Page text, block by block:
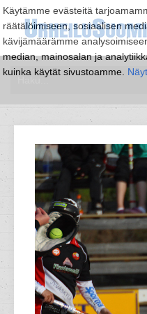
Käytämme evästeitä
räätälöimiseen, sosiaalisen
kävijämäärämme
median, mainosalan ja
kuinka käytät sivustoamme.